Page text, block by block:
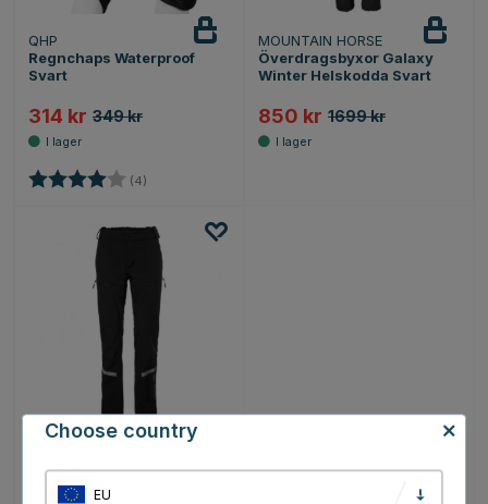
QHP
Regnchaps Waterproof
Svart
314 kr 349 kr
Betyg: (4)
MOUNTAIN HORSE
Överdragsbyxor Galaxy
Winter Helskodda Svart
850 kr 1699 kr
Överdragsbyxor Artax
Softshell Svart
Choose country
EU